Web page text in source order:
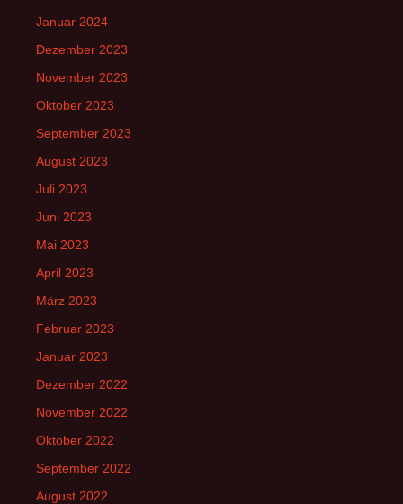
Januar 2024
Dezember 2023
November 2023
Oktober 2023
September 2023
August 2023
Juli 2023
Juni 2023
Mai 2023
April 2023
März 2023
Februar 2023
Januar 2023
Dezember 2022
November 2022
Oktober 2022
September 2022
August 2022